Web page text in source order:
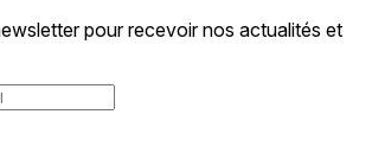
pour recevoir nos actualités et